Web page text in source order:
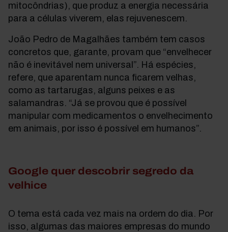
mitocôndrias), que produz a energia necessária
para a células viverem, elas rejuvenescem.
João Pedro de Magalhães também tem casos
concretos que, garante, provam que “envelhecer
não é inevitável nem universal”. Há espécies,
refere, que aparentam nunca ficarem velhas,
como as tartarugas, alguns peixes e as
salamandras. “Já se provou que é possível
manipular com medicamentos o envelhecimento
em animais, por isso é possível em humanos”.
Google quer descobrir segredo da
velhice
O tema está cada vez mais na ordem do dia. Por
isso, algumas das maiores empresas do mundo